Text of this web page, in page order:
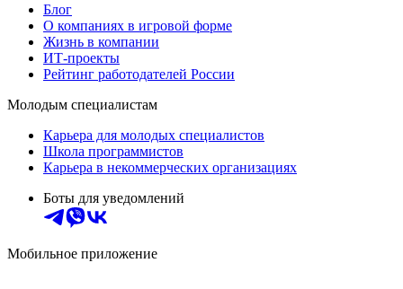
Блог
О компаниях в игровой форме
Жизнь в компании
ИТ-проекты
Рейтинг работодателей России
Молодым специалистам
Карьера для молодых специалистов
Школа программистов
Карьера в некоммерческих организациях
Боты для уведомлений
Мобильное приложение